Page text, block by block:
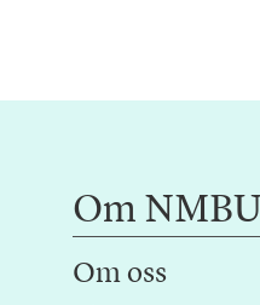
Om NMBU
Om oss